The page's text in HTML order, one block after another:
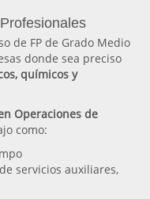
de FP de Grado Medio
donde sea preciso
químicos y
Operaciones de
como:
servicios auxiliares,